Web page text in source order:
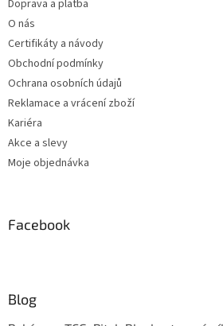
Doprava a platba
O nás
Certifikáty a návody
Obchodní podmínky
Ochrana osobních údajů
Reklamace a vrácení zboží
Kariéra
Akce a slevy
Moje objednávka
Facebook
Blog